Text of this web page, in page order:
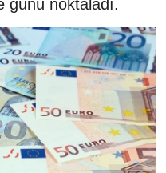
günü noktaladı.